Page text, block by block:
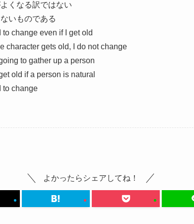
くなる訳ではない
いものである
to change even if I get old
character gets old, I do not change
to gather up a person
old if a person is natural
to change
よかったらシェアしてね！